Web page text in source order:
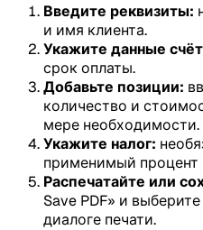
Введите реквизиты:
и имя клиента.
Укажите данные
срок оплаты.
Добавьте позиции:
количество и
мере необходимости.
Укажите налог:
применимый процент
Распечатайте или
Save PDF» и
диалоге печати.